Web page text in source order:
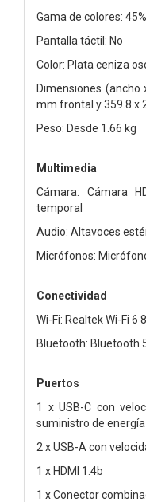
Gama de colores:
Pantalla táctil: No
Color: Plata ceniza
Dimensiones
mm frontal y 359.8 x
Peso: Desde 1.66 kg
Multimedia
Cámara: Cámara
temporal
Audio: Altavoces
Micrófonos:
Conectividad
Wi-Fi: Realtek Wi-Fi
Bluetooth: Bluetooth
Puertos
1 x USB-C con
suministro de
2 x USB-A con
1 x HDMI 1.4b
1 x Conector